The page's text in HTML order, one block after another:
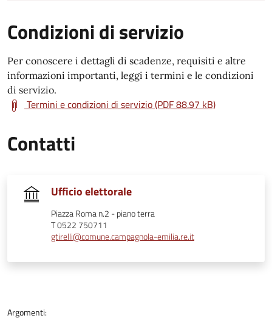
Condizioni di servizio
Per conoscere i dettagli di scadenze, requisiti e altre
informazioni importanti, leggi i termini e le condizioni
di servizio.
Termini e condizioni di servizio (PDF 88.97 kB)
Contatti
Ufficio elettorale
Piazza Roma n.2 - piano terra
T 0522 750711
gtirelli@comune.campagnola-emilia.re.it
Argomenti: